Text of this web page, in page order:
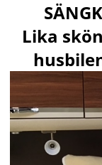
Lika